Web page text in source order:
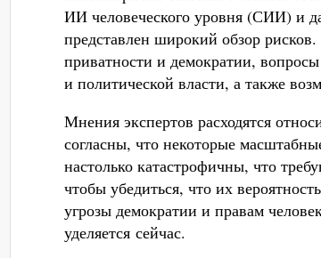
ИИ человеческого уровня (СИИ) и
представлен широкий обзор
приватности и демократии,
и политической власти, а также
Мнения экспертов расходятся
согласны, что некоторые
настолько катастрофичны, что
чтобы убедиться, что их
угрозы демократии и правам
уделяется сейчас.